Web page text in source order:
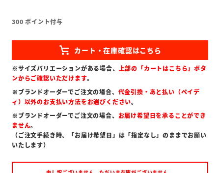
300 ポイント付与
※サイズバリエーションがある場合、 上部の「カートはこちら」ボタ
ンからご確認いただけます。
※ブランドオーダーでご注文の場合、 代金引換・あと払い（ペイデ
ィ）以外のお支払い方法をお選びください。
※ブランドオーダーでご注文の場合、 お届け希望日を承ることができ
ません。
（ご注文手続き時、「お届け希望日」は「指定なし」のままでお願い
いたします）